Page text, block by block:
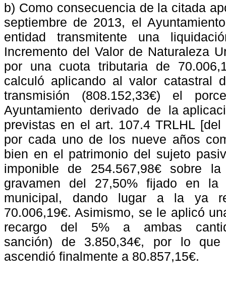
b) Como consecuencia de la citada
septiembre de 2013, el
entidad transmitente una
Incremento del Valor de Naturaleza
por una cuota tributaria de
calculó aplicando al valor catastral
transmisión
(808.152,33€) el
Ayuntamiento
derivado de
la
previstas en el art. 107.4 TRLHL
por cada uno de los nueve años
bien en el patrimonio del sujeto
imponible de 254.567,98€ sobre
gravamen del 27,50% fijado en la
municipal, dando lugar a la ya
70.006,19€. Asimismo, se le aplicó
recargo
del 5% a ambas
sanción) de 3.850,34€, por lo
ascendió finalmente a 80.857,15€.